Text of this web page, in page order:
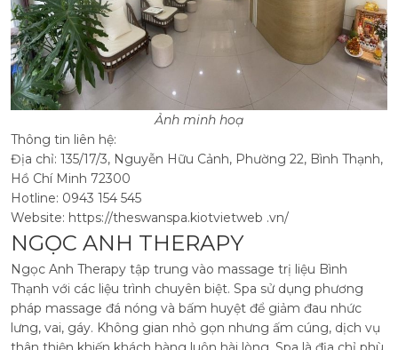
Ảnh minh hoạ
Thông tin liên hệ:
Địa chỉ: 135/17/3, Nguyễn Hữu Cảnh, Phường 22, Bình Thạnh,
Hồ Chí Minh 72300
Hotline: 0943 154 545
Website: https://theswanspa.kiotvietweb .vn/
NGỌC ANH THERAPY
Ngọc Anh Therapy tập trung vào massage trị liệu Bình
Thạnh với các liệu trình chuyên biệt. Spa sử dụng phương
pháp massage đá nóng và bấm huyệt để giảm đau nhức
lưng, vai, gáy. Không gian nhỏ gọn nhưng ấm cúng, dịch vụ